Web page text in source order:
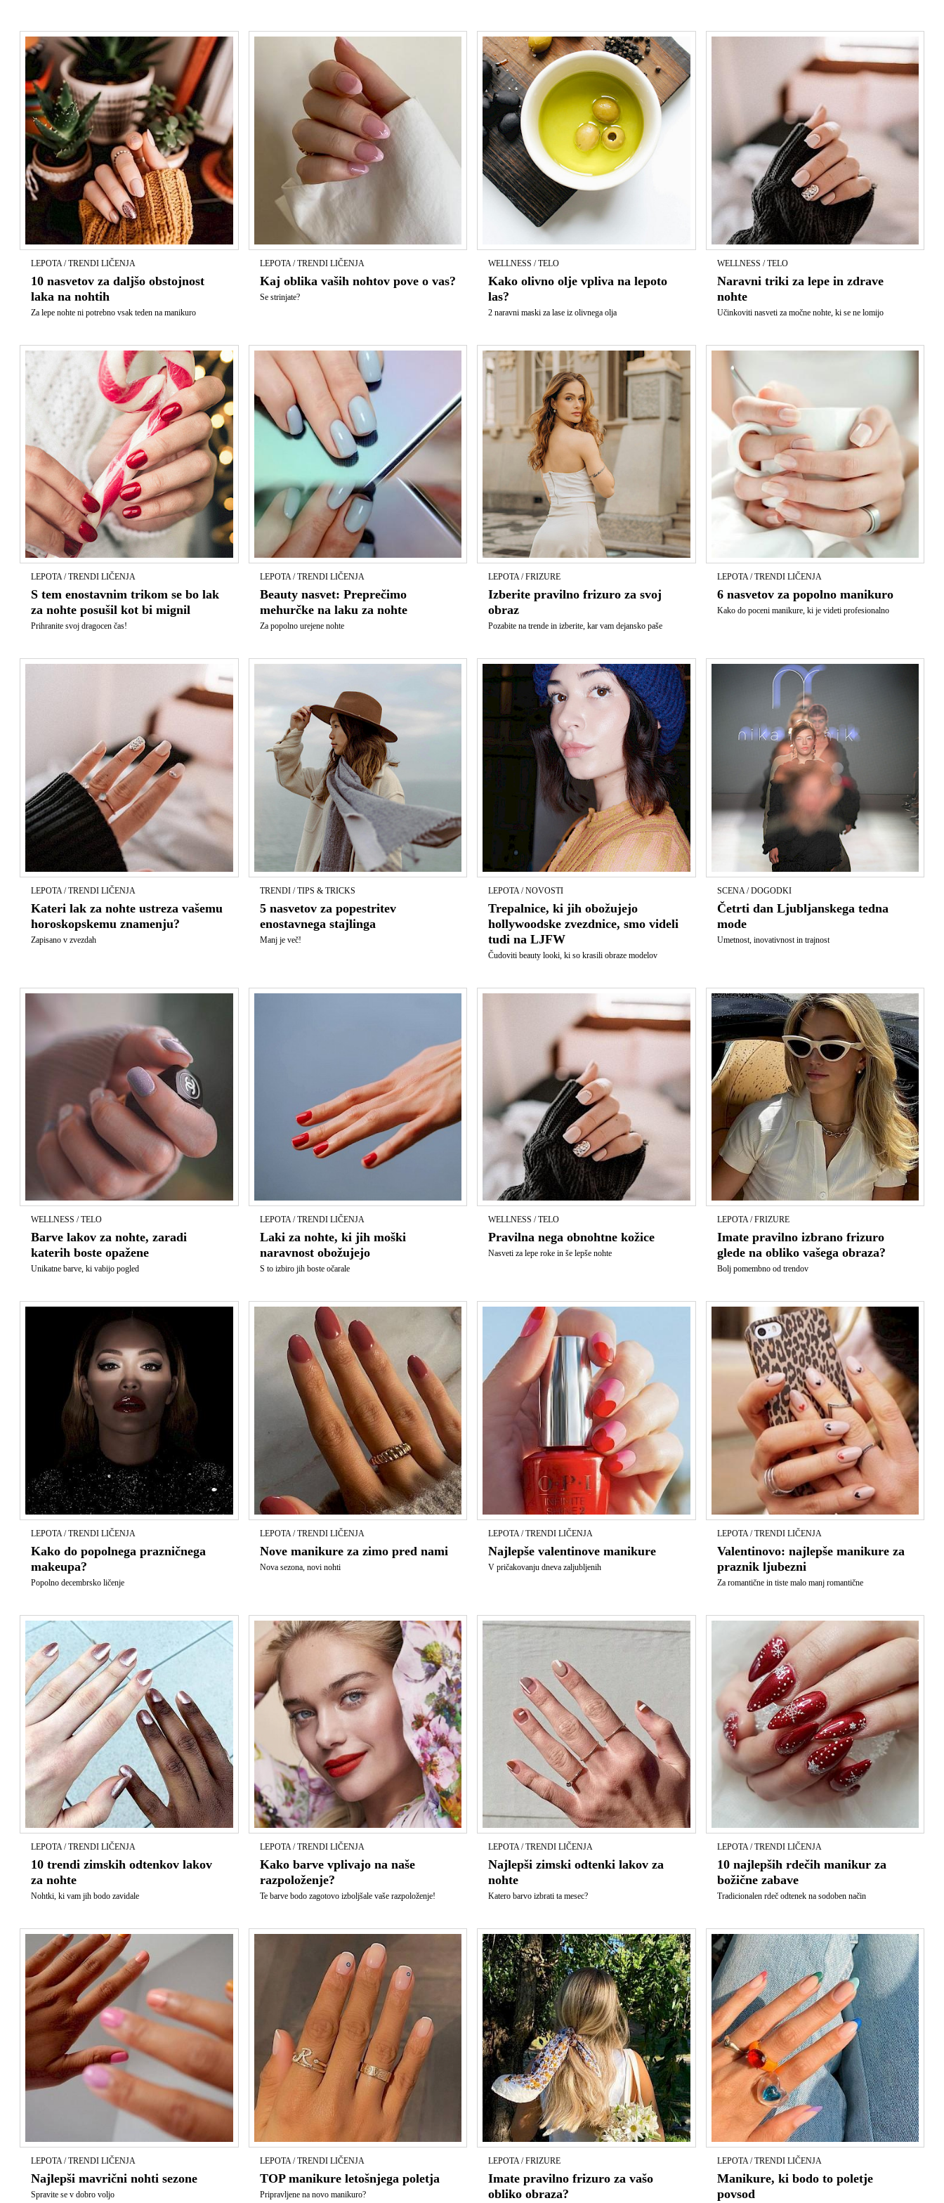
LEPOTA / TRENDI LIČENJA
10 nasvetov za daljšo obstojnost
laka na nohtih
Za lepe nohte ni potrebno vsak teden na manikuro
LEPOTA / TRENDI LIČENJA
Kaj oblika vaših nohtov pove o vas?
Se strinjate?
WELLNESS / TELO
Kako olivno olje vpliva na lepoto
las?
2 naravni maski za lase iz olivnega olja
WELLNESS / TELO
Naravni triki za lepe in zdrave
nohte
Učinkoviti nasveti za močne nohte, ki se ne lomijo
LEPOTA / TRENDI LIČENJA
S tem enostavnim trikom se bo lak
za nohte posušil kot bi mignil
Prihranite svoj dragocen čas!
LEPOTA / TRENDI LIČENJA
Beauty nasvet: Preprečimo
mehurčke na laku za nohte
Za popolno urejene nohte
LEPOTA / FRIZURE
Izberite pravilno frizuro za svoj
obraz
Pozabite na trende in izberite, kar vam dejansko paše
LEPOTA / TRENDI LIČENJA
6 nasvetov za popolno manikuro
Kako do poceni manikure, ki je videti profesionalno
LEPOTA / TRENDI LIČENJA
Kateri lak za nohte ustreza vašemu
horoskopskemu znamenju?
Zapisano v zvezdah
TRENDI / TIPS & TRICKS
5 nasvetov za popestritev
enostavnega stajlinga
Manj je več!
LEPOTA / NOVOSTI
Trepalnice, ki jih obožujejo
hollywoodske zvezdnice, smo videli
tudi na LJFW
Čudoviti beauty looki, ki so krasili obraze modelov
SCENA / DOGODKI
Četrti dan Ljubljanskega tedna
mode
Umetnost, inovativnost in trajnost
WELLNESS / TELO
Barve lakov za nohte, zaradi
katerih boste opažene
Unikatne barve, ki vabijo pogled
LEPOTA / TRENDI LIČENJA
Laki za nohte, ki jih moški
naravnost obožujejo
S to izbiro jih boste očarale
WELLNESS / TELO
Pravilna nega obnohtne kožice
Nasveti za lepe roke in še lepše nohte
LEPOTA / FRIZURE
Imate pravilno izbrano frizuro
glede na obliko vašega obraza?
Bolj pomembno od trendov
LEPOTA / TRENDI LIČENJA
Kako do popolnega prazničnega
makeupa?
Popolno decembrsko ličenje
LEPOTA / TRENDI LIČENJA
Nove manikure za zimo pred nami
Nova sezona, novi nohti
LEPOTA / TRENDI LIČENJA
Najlepše valentinove manikure
V pričakovanju dneva zaljubljenih
LEPOTA / TRENDI LIČENJA
Valentinovo: najlepše manikure za
praznik ljubezni
Za romantične in tiste malo manj romantične
LEPOTA / TRENDI LIČENJA
10 trendi zimskih odtenkov lakov
za nohte
Nohtki, ki vam jih bodo zavidale
LEPOTA / TRENDI LIČENJA
Kako barve vplivajo na naše
razpoloženje?
Te barve bodo zagotovo izboljšale vaše razpoloženje!
LEPOTA / TRENDI LIČENJA
Najlepši zimski odtenki lakov za
nohte
Katero barvo izbrati ta mesec?
LEPOTA / TRENDI LIČENJA
10 najlepših rdečih manikur za
božične zabave
Tradicionalen rdeč odtenek na sodoben način
LEPOTA / TRENDI LIČENJA
Najlepši mavrični nohti sezone
Spravite se v dobro voljo
LEPOTA / TRENDI LIČENJA
TOP manikure letošnjega poletja
Pripravljene na novo manikuro?
LEPOTA / FRIZURE
Imate pravilno frizuro za vašo
obliko obraza?
LEPOTA / TRENDI LIČENJA
Manikure, ki bodo to poletje
povsod